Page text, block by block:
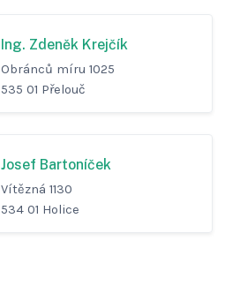
Ing. Zdeněk Krejčík
Obránců míru 1025
535 01 Přelouč
Josef Bartoníček
Vítězná 1130
534 01 Holice